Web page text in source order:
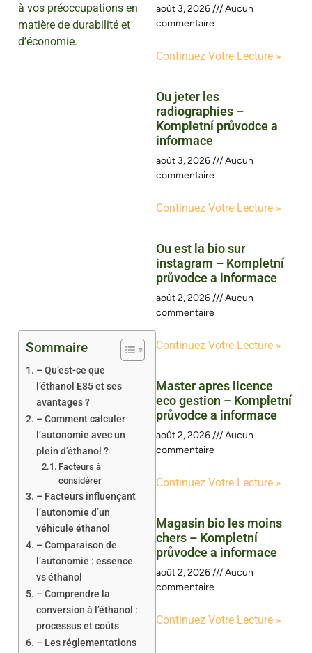
à vos préoccupations en
matière de durabilité et
d’économie.
Sommaire
– Qu’est-ce que
l’éthanol E85 et ses
avantages ?
– Comment calculer
l’autonomie avec un
plein d’éthanol ?
Facteurs à
considérer
– Facteurs influençant
l’autonomie d’un
véhicule éthanol
– Comparaison de
l’autonomie : essence
vs éthanol
– Comprendre la
conversion à l’éthanol :
processus et coûts
– Les réglementations
août 3, 2026
Aucun
commentaire
Continuez Votre Lecture »
Ou jeter les
radiographies –
Kompletní průvodce a
informace
août 3, 2026
Aucun
commentaire
Continuez Votre Lecture »
Ou est la bio sur
instagram – Kompletní
průvodce a informace
août 2, 2026
Aucun
commentaire
Continuez Votre Lecture »
Master apres licence
eco gestion – Kompletní
průvodce a informace
août 2, 2026
Aucun
commentaire
Continuez Votre Lecture »
Magasin bio les moins
chers – Kompletní
průvodce a informace
août 2, 2026
Aucun
commentaire
Continuez Votre Lecture »